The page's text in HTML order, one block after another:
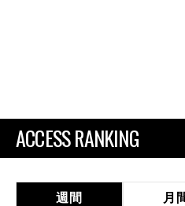
ACCESS RANKING
週間 月